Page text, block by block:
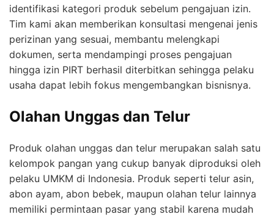
identifikasi kategori produk sebelum pengajuan izin.
Tim kami akan memberikan konsultasi mengenai jenis
perizinan yang sesuai, membantu melengkapi
dokumen, serta mendampingi proses pengajuan
hingga izin PIRT berhasil diterbitkan sehingga pelaku
usaha dapat lebih fokus mengembangkan bisnisnya.
Olahan Unggas dan Telur
Produk olahan unggas dan telur merupakan salah satu
kelompok pangan yang cukup banyak diproduksi oleh
pelaku UMKM di Indonesia. Produk seperti telur asin,
abon ayam, abon bebek, maupun olahan telur lainnya
memiliki permintaan pasar yang stabil karena mudah